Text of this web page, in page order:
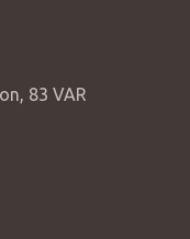
83 VAR